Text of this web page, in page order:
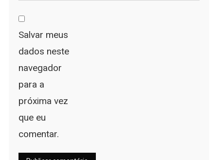
Salvar meus
dados neste
navegador
para a
próxima vez
que eu
comentar.